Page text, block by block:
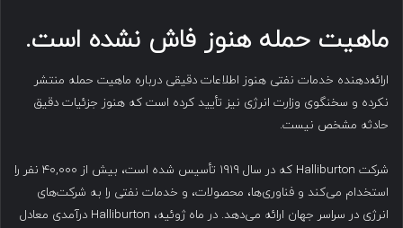
ماهیت حمله هنوز فاش نشده است.
ارائه‌دهنده خدمات نفتی هنوز اطلاعات دقیقی درباره ماهیت حمله منتشر
نکرده و سخنگوی وزارت انرژی نیز تأیید کرده است که هنوز جزئیات دقیق
حادثه مشخص نیست.
شرکت Halliburton که در سال ۱۹۱۹ تأسیس شده است، بیش از ۴۰,۰۰۰ نفر را
استخدام می‌کند و فناوری‌ها، محصولات، و خدمات نفتی را به شرکت‌های
انرژی در سراسر جهان ارائه می‌دهد. در ماه ژوئیه، Halliburton درآمدی معادل